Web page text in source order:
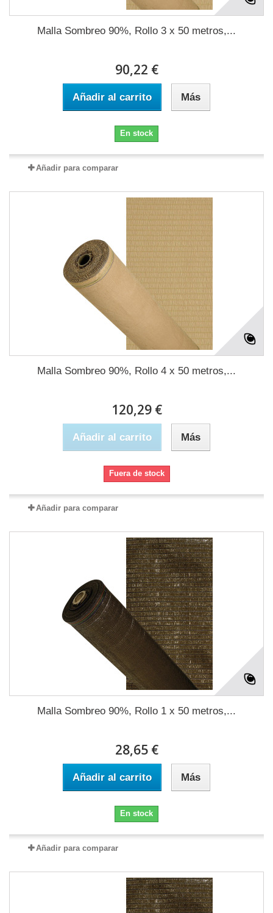
Malla Sombreo 90%, Rollo 3 x 50 metros,...
90,22 €
Añadir al carrito Más
En stock
Añadir para comparar
Malla Sombreo 90%, Rollo 4 x 50 metros,...
120,29 €
Añadir al carrito Más
Fuera de stock
Añadir para comparar
Malla Sombreo 90%, Rollo 1 x 50 metros,...
28,65 €
Añadir al carrito Más
En stock
Añadir para comparar